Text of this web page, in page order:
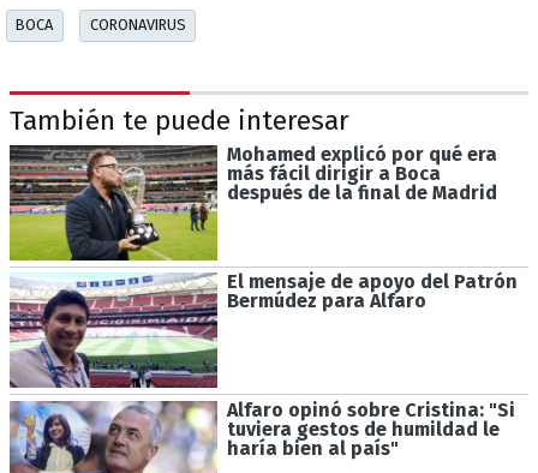
BOCA CORONAVIRUS
También te puede interesar
Mohamed explicó por qué era
más fácil dirigir a Boca
después de la final de Madrid
El mensaje de apoyo del Patrón
Bermúdez para Alfaro
Alfaro opinó sobre Cristina: "Si
tuviera gestos de humildad le
haría bien al país"